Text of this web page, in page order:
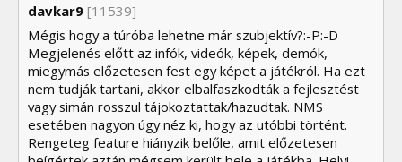
davkar9 [11539]
Mégis hogy a túróba lehetne már szubjektív?:-P:-D
Megjelenés előtt az infók, videók, képek, demók,
miegymás előzetesen fest egy képet a játékról. Ha ezt
nem tudják tartani, akkor elbalfaszkodták a fejlesztést
vagy simán rosszul tájokoztattak/hazudtak. NMS
esetében nagyon úgy néz ki, hogy az utóbbi történt.
Rengeteg feature hiányzik belőle, amit előzetesen